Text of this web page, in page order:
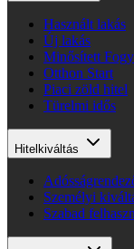
Használt lakás
Új lakás
Minősített
Otthon Start
Piaci zöld hitel
Türelmi idős
Hitelkiváltás
Személyi
Szabad